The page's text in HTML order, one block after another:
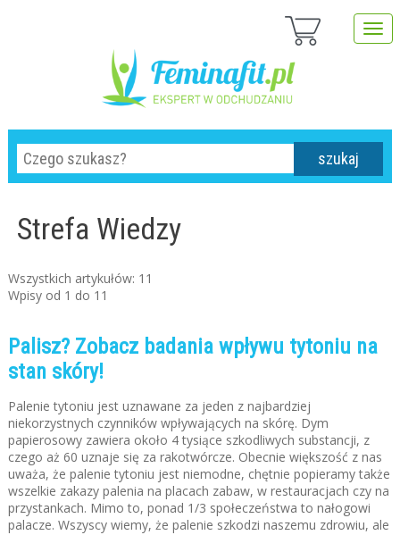
szukaj
Strefa Wiedzy
Wszystkich artykułów: 11
Wpisy od 1 do 11
Palisz? Zobacz badania wpływu tytoniu na
stan skóry!
Palenie tytoniu jest uznawane za jeden z najbardziej
niekorzystnych czynników wpływających na skórę. Dym
papierosowy zawiera około 4 tysiące szkodliwych substancji, z
czego aż 60 uznaje się za rakotwórcze. Obecnie większość z nas
uważa, że palenie tytoniu jest niemodne, chętnie popieramy także
wszelkie zakazy palenia na placach zabaw, w restauracjach czy na
przystankach. Mimo to, ponad 1/3 społeczeństwa to nałogowi
palacze. Wszyscy wiemy, że palenie szkodzi naszemu zdrowiu, ale